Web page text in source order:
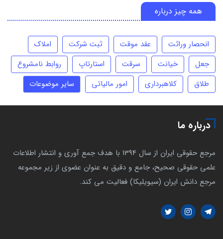
همه چیز درباره
انحصار وراثت عقد موقت ثبت شرکت
املاک
جعل
خیانت سرقت استارتاپ
روابط نامشروع
طلاق
کلاهبرداری امور مالیاتی سایر موضوعات
درباره ما
مرجع حقوقی ایران از سال 1394 با هدف جمع آوری و انتشار اطلاعات
علمی حقوقی صحیح، جامع و دقیق به عنوان عضوی از زیر مجموعه
مرجع دانش ایران (سیویلیکا) فعالیت می کند.